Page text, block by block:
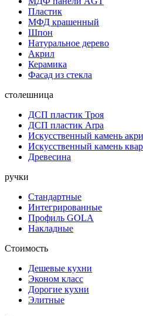
Пластик
МФД крашенный
Шпон
Натуральное дерево
Акрил
Керамика
Фасад из стекла
столешница
ДСП пластик Троя
ДСП пластик Arpa
Искусственный камень
Искусственный камень
Древесина
ручки
Стандартные
Интегрированные
Профиль GOLA
Накладные
Стоимость
Дешевые кухни
Эконом класс
Дорогие кухни
Элитные